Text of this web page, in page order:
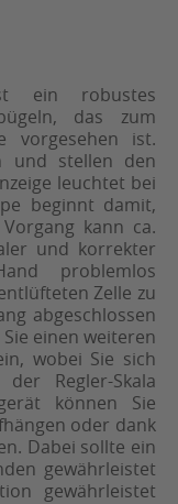
ein robustes
das zum
vorgesehen ist.
und stellen den
leuchtet bei
beginnt damit,
kann ca.
und korrekter
problemlos
Zelle zu
abgeschlossen
einen weiteren
wobei Sie sich
Regler-Skala
können Sie
oder dank
Dabei sollte ein
gewährleistet
gewährleistet